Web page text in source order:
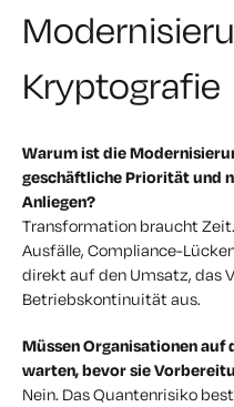
Kryptografie
Warum ist die
geschäftliche Priorität und
Anliegen?
Transformation braucht
Ausfälle, Compliance-
direkt auf den Umsatz, das
Betriebskontinuität aus.
Müssen Organisationen auf
warten, bevor sie
Nein. Das Quantenrisiko